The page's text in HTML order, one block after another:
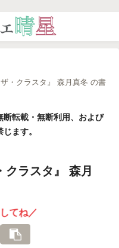
ザ・クラスタ』 森月真冬 の書
転載・無断利用、および
ます。
クラスタ』 森月
てね／